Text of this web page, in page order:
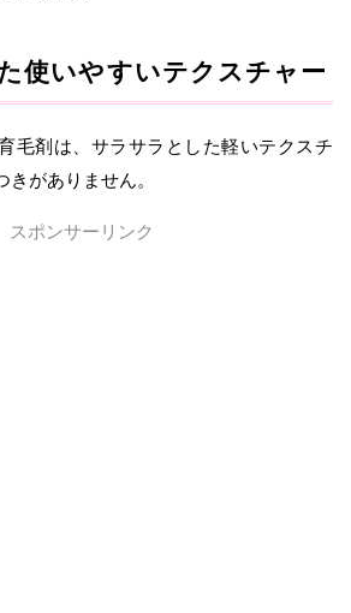
使いやすいテクスチャー
毛剤は、サラサラとした軽いテクスチ
がありません。
スポンサーリンク